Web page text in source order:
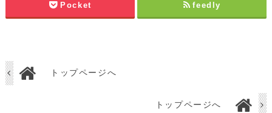
Pocket feedly
トップページへ
トップページへ